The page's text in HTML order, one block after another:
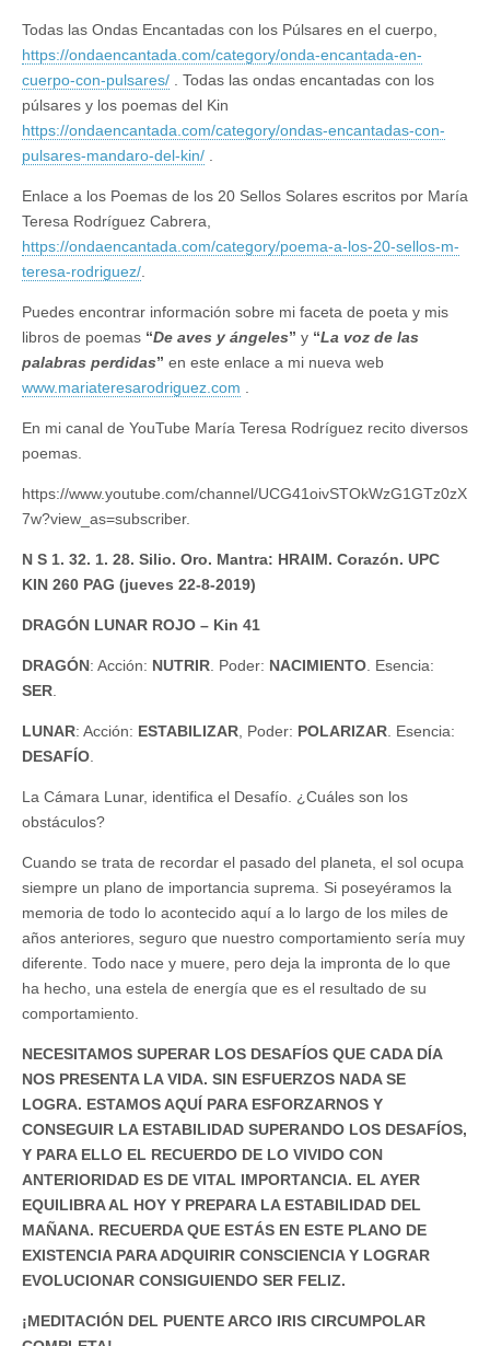
Todas las Ondas Encantadas con los Púlsares en el cuerpo,
https://ondaencantada.com/category/onda-encantada-en-
cuerpo-con-pulsares/ . Todas las ondas encantadas con los
púlsares y los poemas del Kin
https://ondaencantada.com/category/ondas-encantadas-con-
pulsares-mandaro-del-kin/
Enlace a los Poemas de los 20 Sellos Solares escritos por María
Teresa Rodríguez Cabrera,
https://ondaencantada.com/category/poema-a-los-20-sellos-m-
teresa-rodriguez/
Puedes encontrar información sobre mi faceta de poeta y mis
libros de poemas “De aves y ángeles” y “La voz de las
palabras perdidas” en este enlace a mi nueva web
www.mariateresarodriguez.com
En mi canal de YouTube María Teresa Rodríguez recito diversos
poemas.
https://www.youtube.com/channel/UCG41oivSTOkWzG1GTz0zX
7w?view_as=subscriber.
N S 1. 32. 1. 28. Silio. Oro. Mantra: HRAIM. Corazón. UPC
KIN 260 PAG (jueves 22-8-2019)
DRAGÓN LUNAR ROJO – Kin 41
DRAGÓN: Acción: NUTRIR . Poder: NACIMIENTO . Esencia:
SER
LUNAR: Acción: ESTABILIZAR , Poder: POLARIZAR . Esencia:
DESAFÍO
La Cámara Lunar, identifica el Desafío. ¿Cuáles son los
obstáculos?
Cuando se trata de recordar el pasado del planeta, el sol ocupa
siempre un plano de importancia suprema. Si poseyéramos la
memoria de todo lo acontecido aquí a lo largo de los miles de
años anteriores, seguro que nuestro comportamiento sería muy
diferente. Todo nace y muere, pero deja la impronta de lo que
ha hecho, una estela de energía que es el resultado de su
comportamiento.
NECESITAMOS SUPERAR LOS DESAFÍOS QUE CADA DÍA
NOS PRESENTA LA VIDA. SIN ESFUERZOS NADA SE
LOGRA. ESTAMOS AQUÍ PARA ESFORZARNOS Y
CONSEGUIR LA ESTABILIDAD SUPERANDO LOS DESAFÍOS,
Y PARA ELLO EL RECUERDO DE LO VIVIDO CON
ANTERIORIDAD ES DE VITAL IMPORTANCIA. EL AYER
EQUILIBRA AL HOY Y PREPARA LA ESTABILIDAD DEL
MAÑANA. RECUERDA QUE ESTÁS EN ESTE PLANO DE
EXISTENCIA PARA ADQUIRIR CONSCIENCIA Y LOGRAR
EVOLUCIONAR CONSIGUIENDO SER FELIZ.
¡MEDITACIÓN DEL PUENTE ARCO IRIS CIRCUMPOLAR